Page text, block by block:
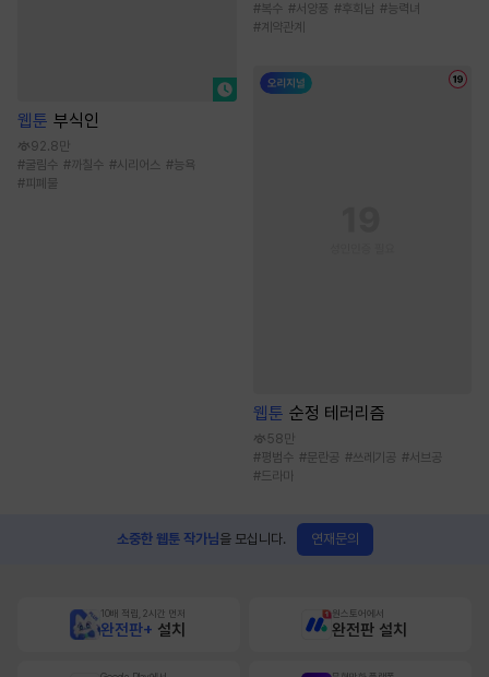
웹툰 부식인
92.8만
#굴림수 #까칠수 #시리어스 #능욕
#피폐물
#복수 #서양풍 #후회남 #능력녀
#계약관계
웹툰 순정 테러리즘
58만
#평범수 #문란공 #쓰레기공 #서브공
#드라마
소중한 웹툰 작가님을 모십니다. 연재문의
10배 적립, 2시간 먼저
완전판+ 설치
원스토어에서
완전판 설치